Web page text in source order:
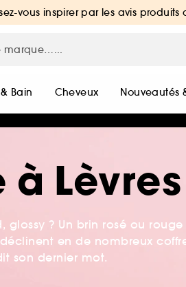
vous inspirer par les avis
Bain Cheveux Nouveautés
Lèvres
? Un brin rosé ou
en de nombreux
son dernier mot.